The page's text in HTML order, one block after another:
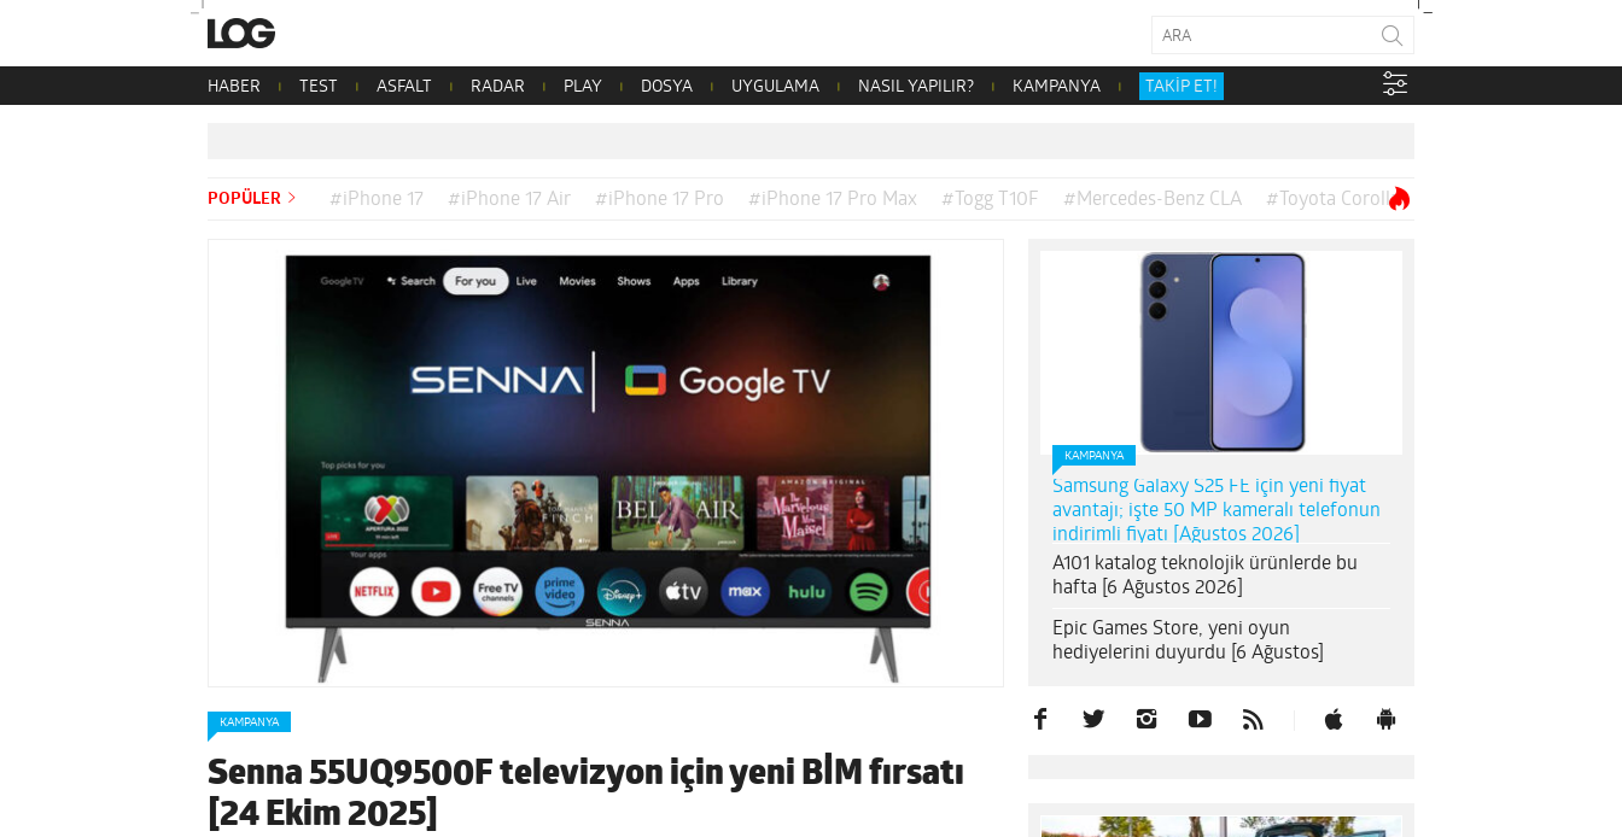
HABER TEST ASFALT RADAR PLAY DOSYA UYGULAMA NASIL YAPILIR? KAMPANYA TAKİP ET!
POPÜLER #iPhone 17 #iPhone 17 Air #iPhone 17 Pro #iPhone 17 Pro Max #Togg T10F #Mercedes-Benz CLA #Toyota Corolla
KAMPANYA
Senna 55UQ9500F televizyon için yeni BİM fırsatı
[24 Ekim 2025]
KAMPANYA
Samsung Galaxy S25 FE için yeni fiyat
avantajı; işte 50 MP kameralı telefonun
indirimli fiyatı [Ağustos 2026]
A101 katalog teknolojik ürünlerde bu
hafta [6 Ağustos 2026]
Epic Games Store, yeni oyun
hediyelerini duyurdu [6 Ağustos]